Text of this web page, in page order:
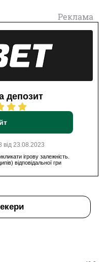
Реклама
депозит
від 23.08.2023
ігрову залежність.
відповідальної гри